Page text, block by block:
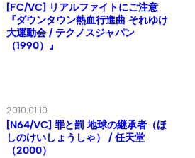
[FC/VC] リアルファイトにご注意
『ダウンタウン熱血行進曲 それゆけ
大運動会 / テクノスジャパン
（1990）』
2010.01.10
[N64/VC] 罪と罰 地球の継承者（ほ
しのけいしょうしゃ） / 任天堂
（2000）